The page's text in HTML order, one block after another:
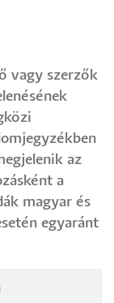
vagy szerzők
az
a
magyar és
egyaránt